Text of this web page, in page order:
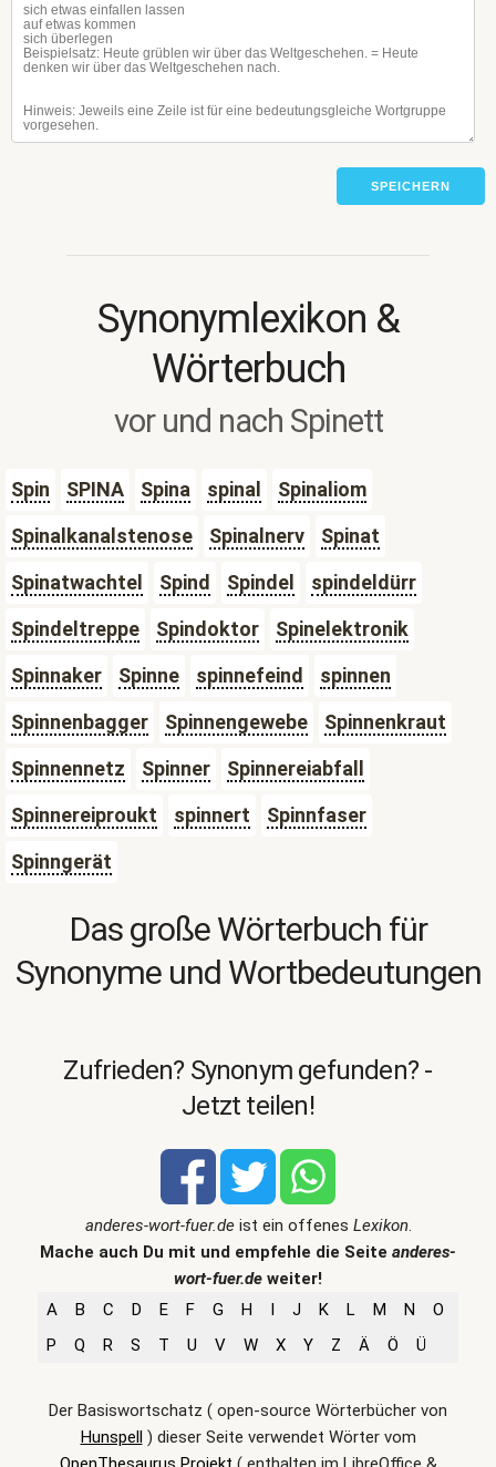
SPEICHERN
Synonymlexikon &
Wörterbuch
vor und nach Spinett
Spin SPINA Spina spinal
Spinaliom
Spinalkanalstenose
Spinalnerv
Spinat
Spinatwachtel
Spind Spindel
spindeldürr
Spindeltreppe
Spindoktor
Spinelektronik
Spinnaker
Spinne spinnefeind
spinnen
Spinnenbagger
Spinnengewebe
Spinnenkraut
Spinnennetz
Spinner
Spinnereiabfall
Spinnereiproukt
spinnert
Spinnfaser
Spinngerät
Das große Wörterbuch für
Synonyme und Wortbedeutungen
Zufrieden? Synonym gefunden? -
Jetzt teilen!
anderes-wort-fuer.deist ein offenes Lexikon.
Mache auch Du mit und empfehle die Seite anderes-
wort-fuer.de weiter!
A
B C D E F G H I J K L M N
O
P
Q R S T U V W X Y Z Ä Ö Ü
Der Basiswortschatz ( open-source Wörterbücher von
Hunspell) dieser Seite verwendet Wörter vom